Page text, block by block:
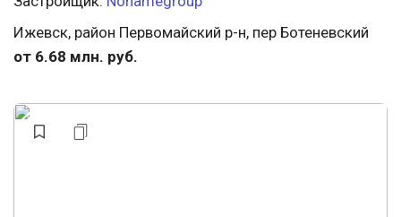
Ижевск, район Первомайский р-н, пер Ботеневский
от 6.68 млн. руб.